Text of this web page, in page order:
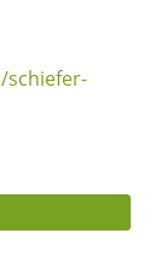
schiefer-